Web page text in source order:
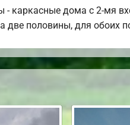
- каркасные дома с 2-мя
две половины, для обоих